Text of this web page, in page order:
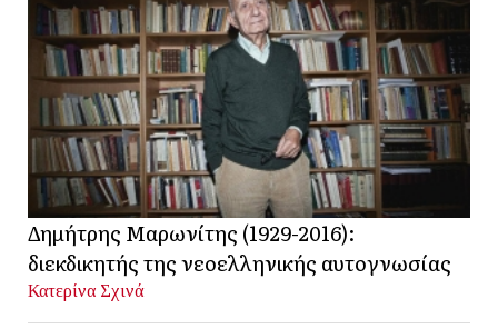
Δημήτρης Μαρωνίτης (1929-2016):
διεκδικητής της νεοελληνικής αυτογνωσίας
Κατερίνα Σχινά